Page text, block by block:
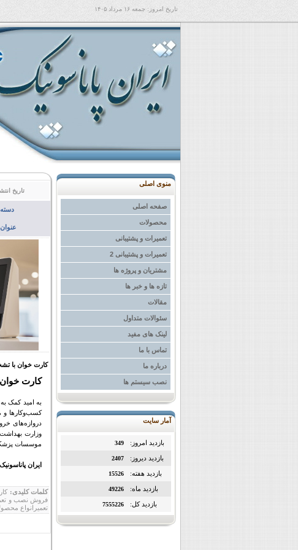
تاریخ امروز: جمعه ۱۶ مرداد ۱۴۰۵
منوی اصلی
صفحه اصلی
محصولات
تعمیرات و پشتیبانی
تعمیرات و پشتیبانی 2
مشتریان و پروژه ها
تازه ها و خبر ها
مقالات
سئوالات متداول
لینک های مفید
تماس با ما
درباره ما
نصب سیستم ها
آمار سایت
بازدید امروز: 349
بازدید دیروز: 2407
بازدید هفته: 15526
بازدید ماه: 49226
بازدید کل: 7555226
تاریخ
کارت خوان با
کارت
کسب‌وکارها و
دروازه‌های
وزارت
موسسات پزشکی
ایران پاناسونیک
کلمات کلیدی:
تعمیرانواع